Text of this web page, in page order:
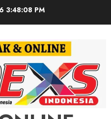
3:48:09 PM